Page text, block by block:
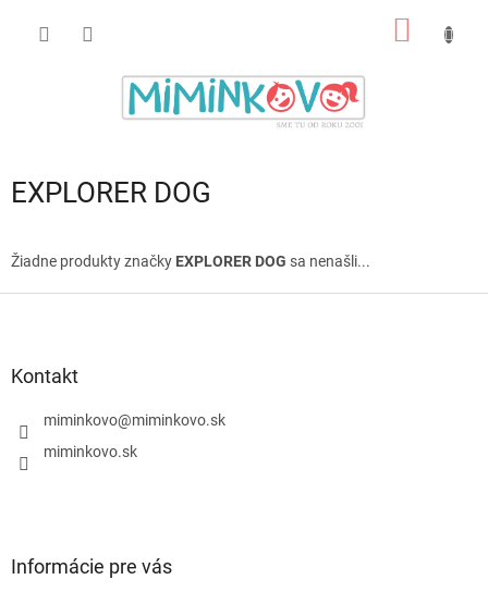
EXPLORER DOG
Žiadne produkty značky EXPLORER DOG sa nenašli...
Kontakt
miminkovo@miminkovo.sk
miminkovo.sk
Informácie pre vás